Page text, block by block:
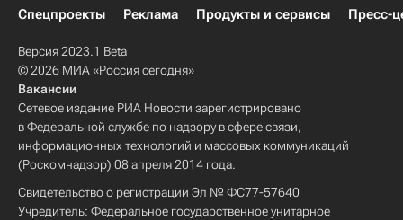
Спецпроекты
Реклама Продукты и сервисы Пресс-
Версия 2023.1 Beta
© 2026 МИА «Россия сегодня»
Вакансии
Сетевое издание РИА Новости зарегистрировано
в Федеральной службе по надзору в сфере связи,
информационных технологий и массовых коммуникаций
(Роскомнадзор) 08 апреля 2014 года.
Свидетельство о регистрации Эл № ФС77-57640
Учредитель: Федеральное государственное унитарное